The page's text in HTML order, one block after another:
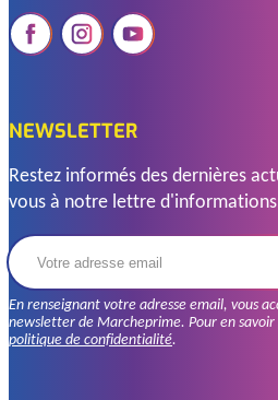
NEWSLETTER
Restez informés des dernières
vous à notre lettre
En renseignant votre adresse email, vous
newsletter de Marcheprime. Pour en savoir
politique de confidentialité.